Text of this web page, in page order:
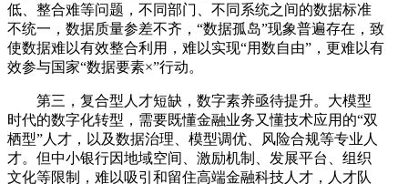
低、整合难等问题，不同部门、不同系统之间的数据标准
不统一，数据质量参差不齐，“数据孤岛”现象普遍存在，致
使数据难以有效整合利用，难以实现“用数自由”，更难以有
效参与国家“数据要素×”行动。
第三，复合型人才短缺，数字素养亟待提升。大模型
时代的数字化转型，需要既懂金融业务又懂技术应用的“双
栖型”人才，以及数据治理、模型调优、风险合规等专业人
才。但中小银行因地域空间、激励机制、发展平台、组织
文化等限制，难以吸引和留住高端金融科技人才，人才队